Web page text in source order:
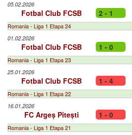
05.02.2026
Fotbal Club FCSB 2 - 1
Romania - Liga 1 Etapa 24
01.02.2026
Fotbal Club FCSB 1 - 0
Romania - Liga 1 Etapa 23
25.01.2026
Fotbal Club FCSB 1 - 4
Romania - Liga 1 Etapa 22
16.01.2026
FC Argeș Pitești 1 - 0
Romania - Liga 1 Etapa 21